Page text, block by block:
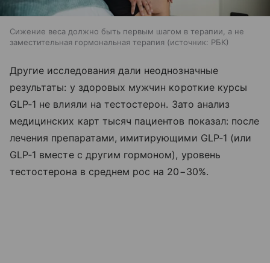
Сижение веса должно быть первым шагом в терапии, а не
заместительная гормональная терапия
источник: РБК
Другие исследования дали неоднозначные
результаты: у здоровых мужчин короткие курсы
GLP‑1 не влияли на тестостерон. Зато анализ
медицинских карт тысяч пациентов показал: после
лечения препаратами, имитирующими GLP‑1 (или
GLP‑1 вместе с другим гормоном), уровень
тестостерона в среднем рос на 20−30%.